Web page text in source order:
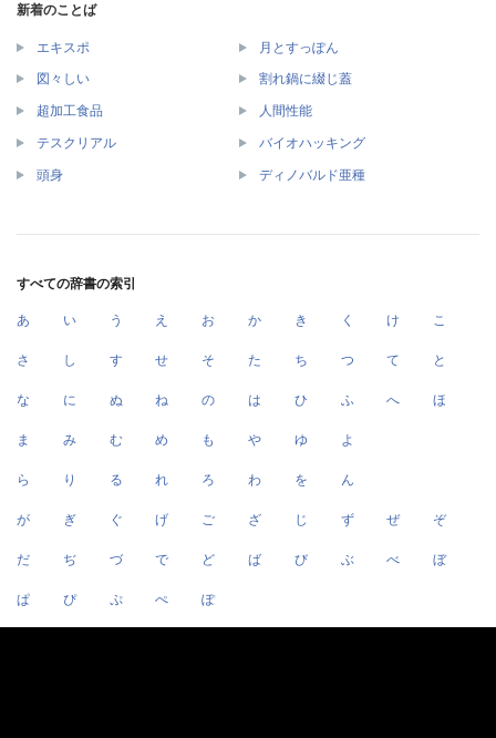
新着のことば
エキスポ 月とすっぽん
図々しい 割れ鍋に綴じ蓋
超加工食品 人間性能
テスクリアル バイオハッキング
頭身 ディノバルド亜種
すべての辞書の索引
あ い う え お か き く け こ
さ し す せ そ た ち つ て と
な に ぬ ね の は ひ ふ へ ほ
ま み む め も や ゆ よ
ら り る れ ろ わ を ん
が ぎ ぐ げ ご ざ じ ず ぜ ぞ
だ ぢ づ で ど ば び ぶ べ ぼ
ぱ ぴ ぷ ぺ ぽ